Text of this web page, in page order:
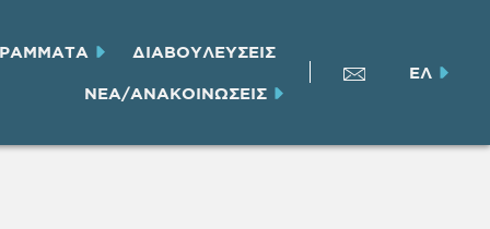
ΔΙΑΒΟΥΛΕΥΣΕΙΣ
ΝΕΑ/ΑΝΑΚΟΙΝΩΣΕΙΣ
ΕΛ